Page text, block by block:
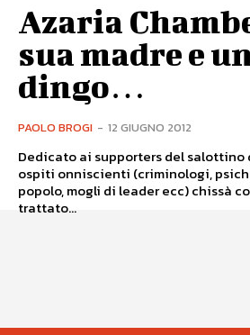
Azaria
sua madre e un
dingo…
PAOLO BROGI - 12 GIUGNO 2012
Dedicato ai supporters del salottino
ospiti onniscienti (criminologi,
popolo, mogli di leader ecc) chissà
trattato...